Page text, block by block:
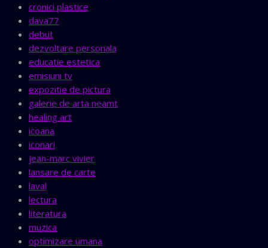
cronici plastice
dava77
debut
dezvoltare personala
educatie estetica
emisiuni tv
expozitie de pictura
galerie de arta neamt
healing art
icoana
iconari
jean-marc vivier
lansare de carte
laval
lectura
literatura
muzica
optimizare umana